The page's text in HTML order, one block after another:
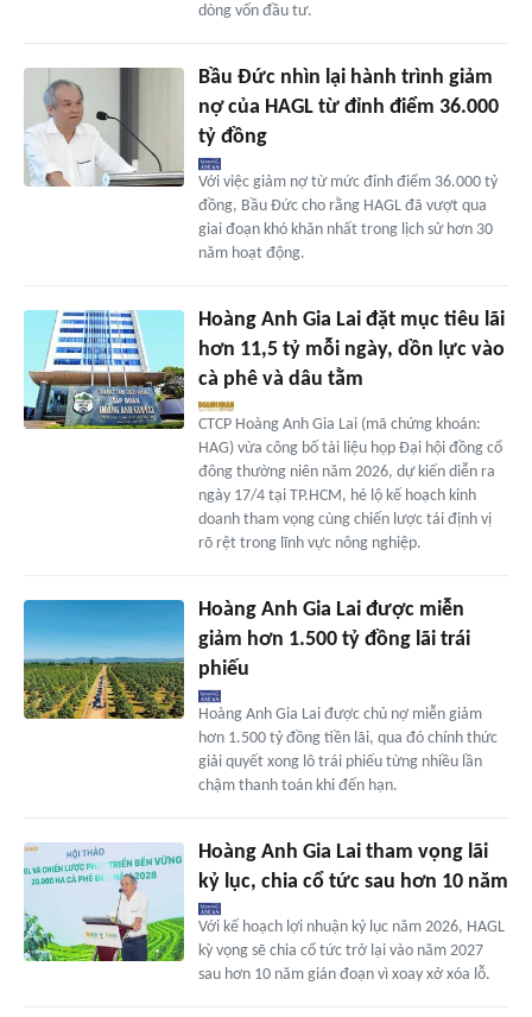
dòng vốn đầu tư.
Bầu Đức nhìn lại hành trình giảm
nợ của HAGL từ đỉnh điểm 36.000
tỷ đồng
Với việc giảm nợ từ mức đỉnh điểm 36.000 tỷ
đồng, Bầu Đức cho rằng HAGL đã vượt qua
giai đoạn khó khăn nhất trong lịch sử hơn 30
năm hoạt động.
Hoàng Anh Gia Lai đặt mục tiêu lãi
hơn 11,5 tỷ mỗi ngày, dồn lực vào
cà phê và dâu tằm
CTCP Hoàng Anh Gia Lai (mã chứng khoán:
HAG) vừa công bố tài liệu họp Đại hội đồng cổ
đông thường niên năm 2026, dự kiến diễn ra
ngày 17/4 tại TP.HCM, hé lộ kế hoạch kinh
doanh tham vọng cùng chiến lược tái định vị
rõ rệt trong lĩnh vực nông nghiệp.
Hoàng Anh Gia Lai được miễn
giảm hơn 1.500 tỷ đồng lãi trái
phiếu
Hoàng Anh Gia Lai được chủ nợ miễn giảm
hơn 1.500 tỷ đồng tiền lãi, qua đó chính thức
giải quyết xong lô trái phiếu từng nhiều lần
chậm thanh toán khi đến hạn.
Hoàng Anh Gia Lai tham vọng lãi
kỷ lục, chia cổ tức sau hơn 10 năm
Với kế hoạch lợi nhuận kỷ lục năm 2026, HAGL
kỳ vọng sẽ chia cổ tức trở lại vào năm 2027
sau hơn 10 năm gián đoạn vì xoay xở xóa lỗ.